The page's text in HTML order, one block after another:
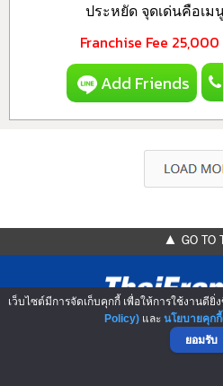
ประหยัด จุดเด่นคือเม
Franchise Fee 25,000
Add Friends
▲ GO TO
เว็บไซต์มีการจัดเก็บคุกกี้ เพื่อให้การใช้งานดียิ่
Policy)และ นโยบายคุก
ยอมรับ